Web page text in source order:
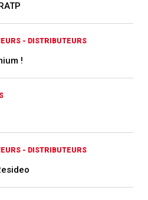
- DISTRIBUTEURS
!
- DISTRIBUTEURS